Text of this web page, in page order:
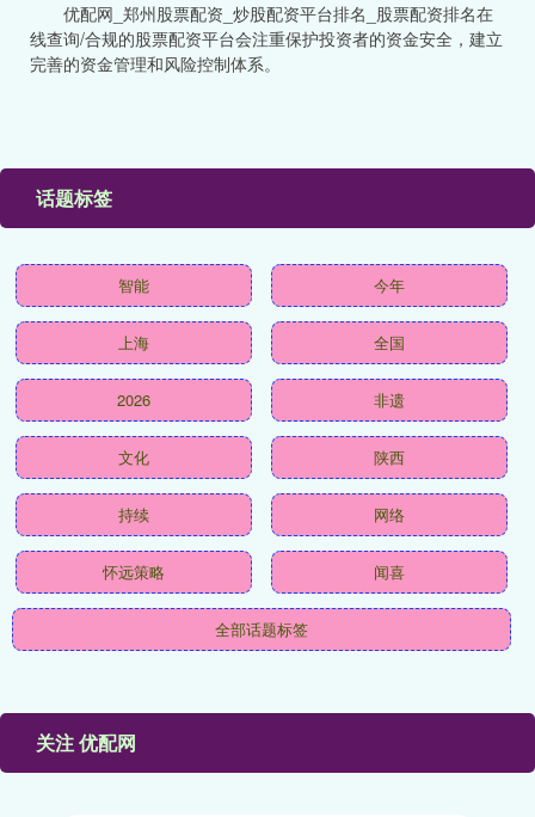
优配网_郑州股票配资_炒股配资平台排名_股票配资排名在
线查询/合规的股票配资平台会注重保护投资者的资金安全，建立
完善的资金管理和风险控制体系。
话题标签
智能 今年
上海 全国
2026 非遗
文化 陕西
持续 网络
怀远策略 闻喜
全部话题标签
关注 优配网